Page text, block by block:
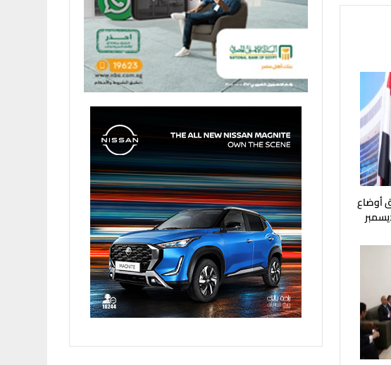
أوضاع
الخاصة حتى 31 ديسمبر